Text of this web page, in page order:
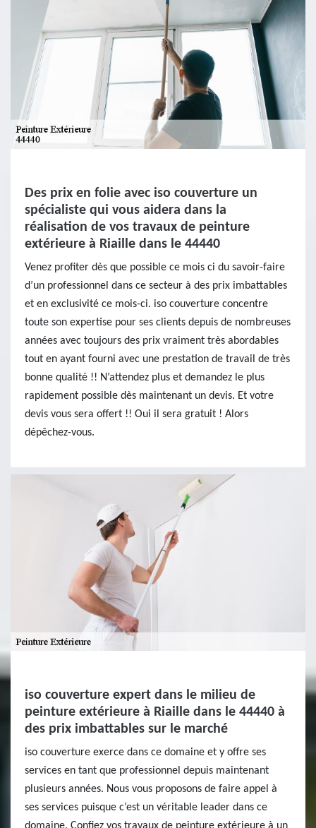
Des prix en folie avec iso couverture un
spécialiste qui vous aidera dans la
réalisation de vos travaux de peinture
extérieure à Riaille dans le 44440
Venez profiter dès que possible ce mois ci du savoir-faire
d’un professionnel dans ce secteur à des prix imbattables
et en exclusivité ce mois-ci. iso couverture concentre
toute son expertise pour ses clients depuis de nombreuses
années avec toujours des prix vraiment très abordables
tout en ayant fourni avec une prestation de travail de très
bonne qualité !! N’attendez plus et demandez le plus
rapidement possible dès maintenant un devis. Et votre
devis vous sera offert !! Oui il sera gratuit ! Alors
dépêchez-vous.
iso couverture expert dans le milieu de
peinture extérieure à Riaille dans le 44440 à
des prix imbattables sur le marché
iso couverture exerce dans ce domaine et y offre ses
services en tant que professionnel depuis maintenant
plusieurs années. Nous vous proposons de faire appel à
ses services puisque c’est un véritable leader dans ce